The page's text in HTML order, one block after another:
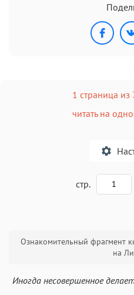
1 страница из
читать на
стр.
Ознакомительный фрагмент
на
Иногда несовершенное